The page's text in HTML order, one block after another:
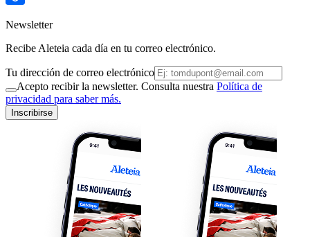
Newsletter
Recibe Aleteia cada día en tu correo electrónico.
Tu dirección de correo electrónico
Acepto recibir la newsletter. Consulta nuestra Política de
privacidad para saber más.
Inscribirse